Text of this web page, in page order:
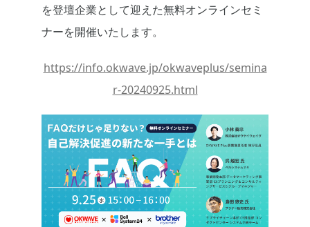
を登壇企業として迎えた無料オンラインセミ
ナーを開催いたします。
https://info.okwave.jp/okwaveplus/semina
r-20240925.html